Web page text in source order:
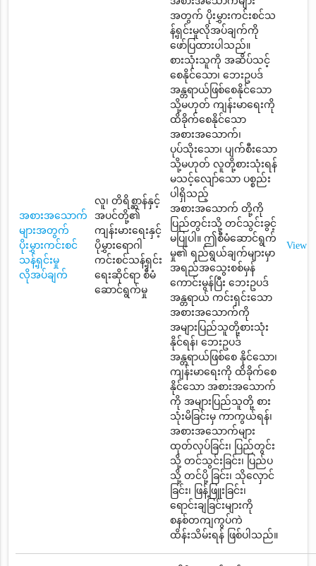
အစားအသောက်
များအတွက်
ပိုးမွှားကင်းစင်
သန့်ရှင်းမှု
လိုအပ်ချက်
လူ၊ တိရိစ္ဆာန်နှင့်
အပင်တို့၏
ကျန်းမားရေးနှင့်
ပိုမွှားရောဂါ
ကင်းစင်သန့်ရှင်း
ရေးဆိုင်ရာ စီမံ
ဆောင်ရွက်မှု
အတွက် ပိုးမွှားကင်းစင်သ
န့်ရှင်းမှုလိုအပ်ချက်ကို
ဖော်ပြထားပါသည်။
စားသုံးသူကို အဆိပ်သင့်
စေနိုင်သော၊ ဘေးဥပဒ်
အန္တရာယ်ဖြစ်စေနိုင်သော
သို့မဟုတ် ကျန်းမာရေးကို
ထိခိုက်စေနိုင်သော
အစားအသောက်၊
ပုပ်သိုးသော၊ ပျက်စီးသော
သို့မဟုတ် လူတို့စားသုံးရန်
မသင့်လျော်သော ပစ္စည်း
ပါရှိသည့်
အစားအသောက် တို့ကို
ပြည်တွင်းသို့ တင်သွင်းခွင့်
မပြုပါ။ ဤစီမံဆောင်ရွက်
မှု၏ ရည်ရွယ်ချက်များမှာ
အရည်အသွေးစစ်မှန်
ကောင်းမွန်ပြီး ဘေးဥပဒ်
အန္တရာယ် ကင်းရှင်းသော
အစားအသောက်ကို
အများပြည်သူတို့စားသုံး
နိုင်ရန်၊ ဘေးဥပဒ်
အန္တရာယ်ဖြစ်စေ နိုင်သော၊
ကျန်းမာရေးကို ထိခိုက်စေ
နိုင်သော အစားအသောက်
ကို အများပြည်သူတို့ စား
သုံးမိခြင်းမှ ကာကွယ်ရန်၊
အစားအသောက်များ
ထုတ်လုပ်ခြင်း၊ ပြည်တွင်း
သို့ တင်သွင်းခြင်း၊ ပြည်ပ
သို့ တင်ပို့ ခြင်း၊ သိုလှောင်
ခြင်း၊ ဖြန့်ဖြူးခြင်း၊
ရောင်းချခြင်းများကို
စနစ်တကျကွပ်ကဲ
ထိန်းသိမ်းရန် ဖြစ်ပါသည်။
View